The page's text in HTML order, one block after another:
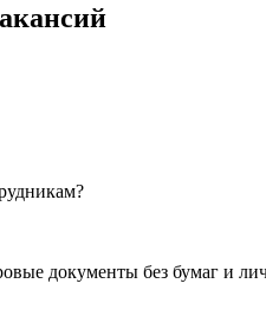
документы без бумаг и